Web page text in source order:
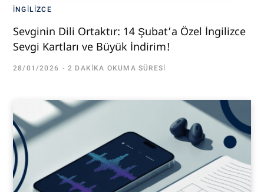
İNGILIZCE
Sevginin Dili Ortaktır: 14 Şubat’a Özel İngilizce
Sevgi Kartları ve Büyük İndirim!
28/01/2026 2 DAKIKA OKUMA SÜRESI